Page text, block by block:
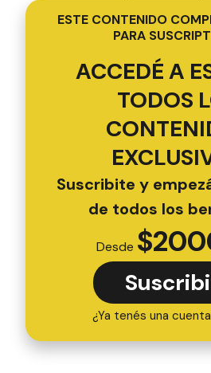
ESTE CONTENIDO
PARA
ACCEDÉ A
TODOS
Suscribite y
de todos los
Desde $
¿Ya tenés una